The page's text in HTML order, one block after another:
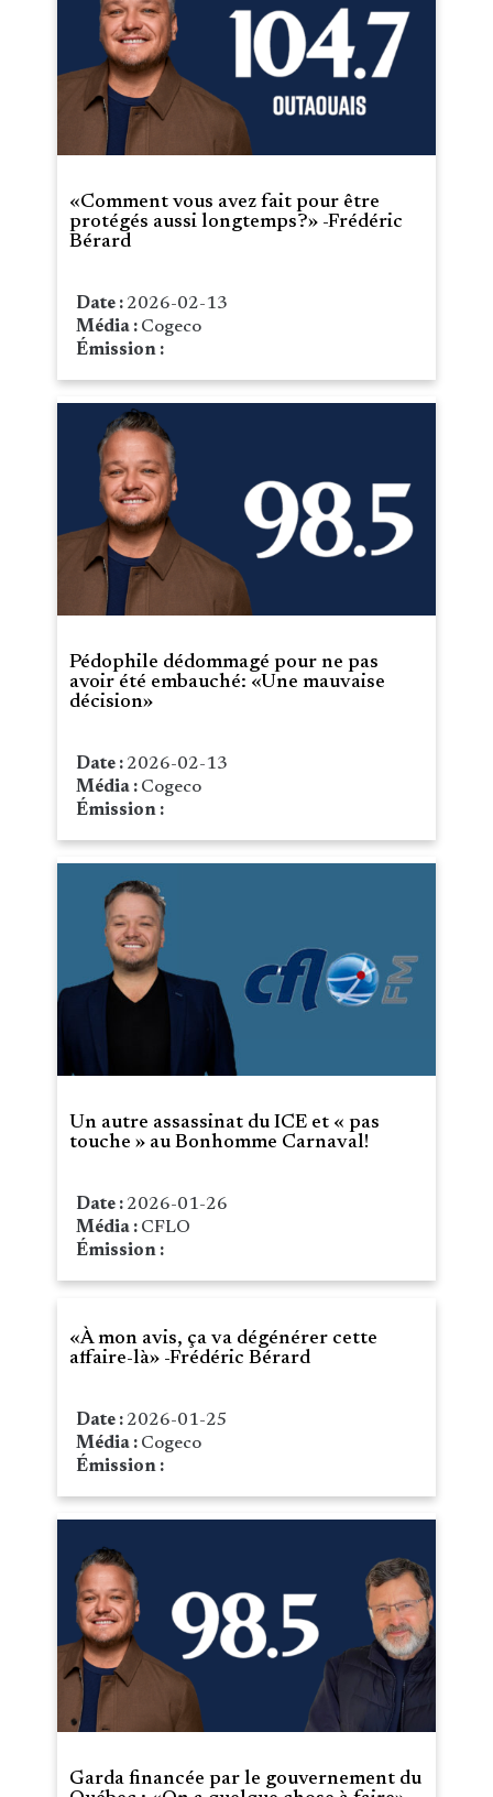
«Comment vous avez fait pour être
protégés aussi longtemps?» -Frédéric
Bérard
Date : 2026-02-13
Média : Cogeco
Émission :
Pédophile dédommagé pour ne pas
avoir été embauché: «Une mauvaise
décision»
Date : 2026-02-13
Média : Cogeco
Émission :
Un autre assassinat du ICE et « pas
touche » au Bonhomme Carnaval!
Date : 2026-01-26
Média : CFLO
Émission :
«À mon avis, ça va dégénérer cette
affaire-là» -Frédéric Bérard
Date : 2026-01-25
Média : Cogeco
Émission :
Garda financée par le gouvernement du